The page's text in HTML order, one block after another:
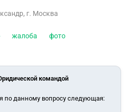
случае, возможно ли
не вызывали,
на заборе тоже написано.
, г. Москва
жалоба фото
командой
по данному вопросу следующая: